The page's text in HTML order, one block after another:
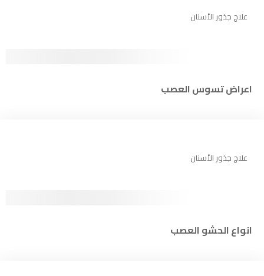
علاج جذور الأسنان
اعراض تسوس العصب
علاج جذور الأسنان
انواع الحشو العصب